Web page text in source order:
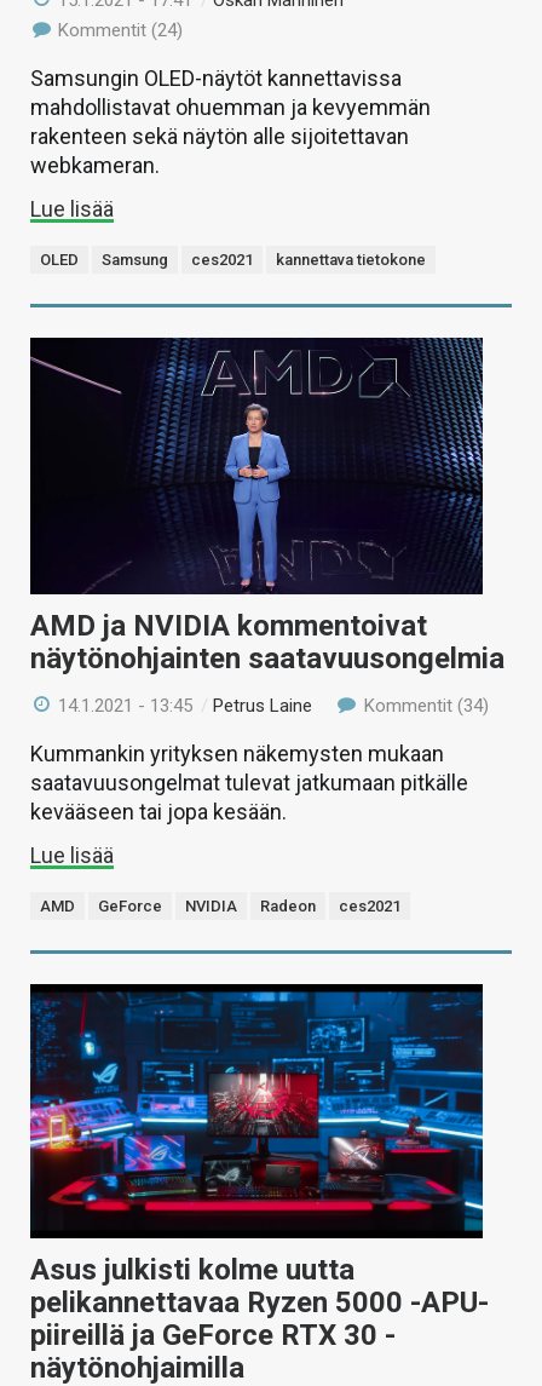
Kommentit (24)
Samsungin OLED-näytöt kannettavissa
mahdollistavat ohuemman ja kevyemmän
rakenteen sekä näytön alle sijoitettavan
webkameran.
Lue lisää
OLED Samsung ces2021 kannettava tietokone
AMD ja NVIDIA kommentoivat
näytönohjainten saatavuusongelmia
14.1.2021 - 13:45 /Petrus Laine Kommentit (34)
Kummankin yrityksen näkemysten mukaan
saatavuusongelmat tulevat jatkumaan pitkälle
kevääseen tai jopa kesään.
Lue lisää
AMD GeForce NVIDIA Radeon ces2021
Asus julkisti kolme uutta
pelikannettavaa Ryzen 5000 -APU-
piireillä ja GeForce RTX 30 -
näytönohjaimilla